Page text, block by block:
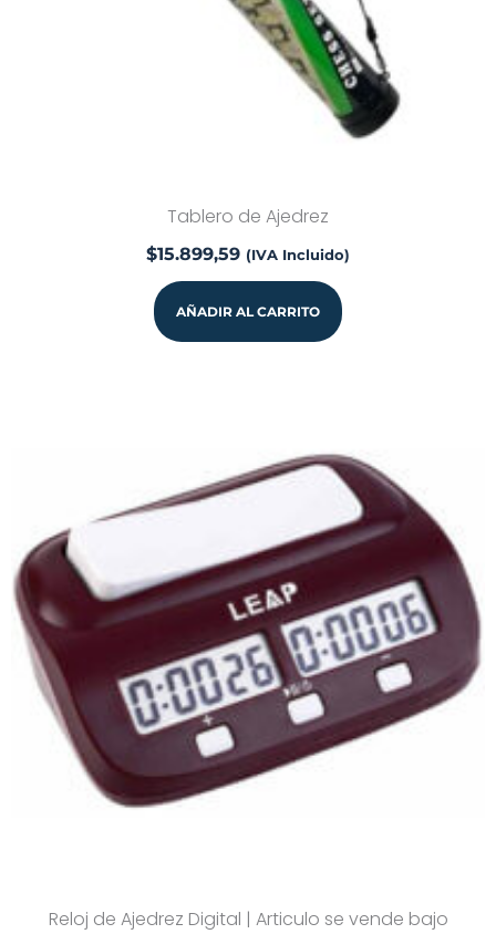
Tablero de Ajedrez
$15.899,59 (IVA Incluido)
AÑADIR AL CARRITO
Reloj de Ajedrez Digital | Articulo se vende bajo